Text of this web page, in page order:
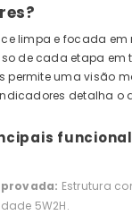
limpa e focada em
de cada etapa em
permite uma visão
detalha o
Estrutura
5W2H.